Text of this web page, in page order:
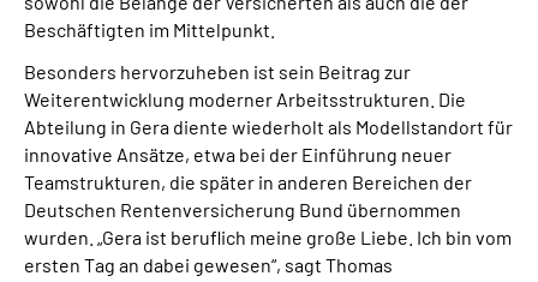
Beschäftigten im Mittelpunkt.
Besonders hervorzuheben ist sein Beitrag zur
Weiterentwicklung moderner Arbeitsstrukturen. Die
Abteilung in Gera diente wiederholt als Modellstandort für
innovative Ansätze, etwa bei der Einführung neuer
Teamstrukturen, die später in anderen Bereichen der
Deutschen Rentenversicherung Bund übernommen
wurden. „Gera ist beruflich meine große Liebe. Ich bin vom
ersten Tag an dabei gewesen“, sagt Thomas